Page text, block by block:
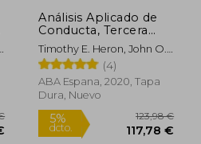
Análisis Aplicado de
Conducta, Tercera
Edición en Español
Timothy E. Heron, John O.
Cooper ; Heward, William
L. ; Virues-Ortega, Javier
(4)
ABA Espana, 2020, Tapa
Dura, Nuevo